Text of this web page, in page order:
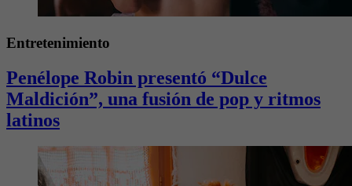
Entretenimiento
Penélope Robin presentó “Dulce
Maldición”, una fusión de pop y ritmos
latinos